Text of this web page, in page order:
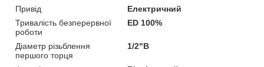
Привід
Електричний
Тривалість безперервної
роботи
ED 100%
Діаметр різьблення
першого торця
1/2"В